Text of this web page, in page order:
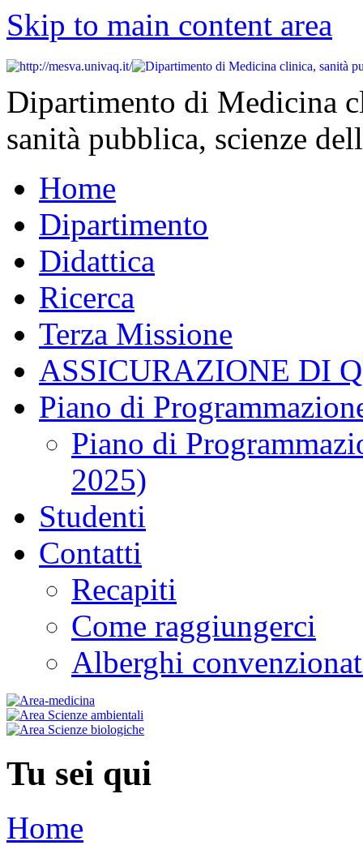
Skip to main content area
Dipartimento di Medicina
sanità pubblica, scienze
Home
Dipartimento
Didattica
Ricerca
Terza Missione
ASSICURAZIONE DI
Piano di
Piano di
2025)
Studenti
Contatti
Recapiti
Come raggiungerci
Alberghi
Tu sei qui
Home